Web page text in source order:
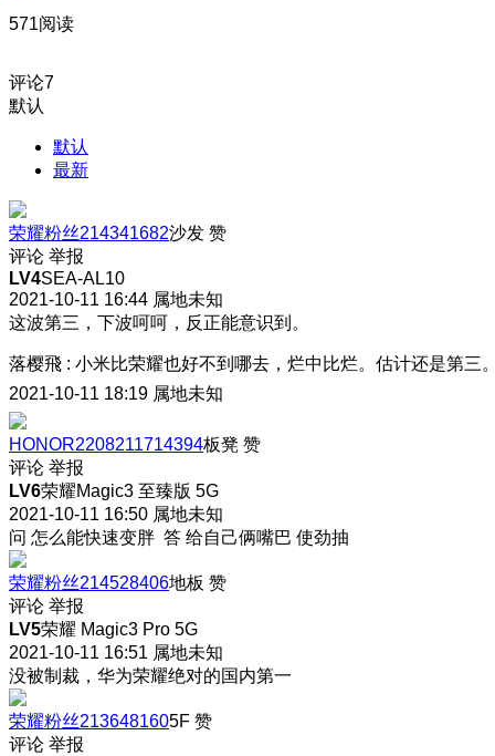
571阅读
评论7
默认
默认
最新
荣耀粉丝214341682沙发 赞
评论 举报
LV4SEA-AL10
2021-10-11 16:44 属地未知
这波第三，下波呵呵，反正能意识到。
落樱飛 : 小米比荣耀也好不到哪去，烂中比烂。估计还是第三
2021-10-11 18:19 属地未知
HONOR2208211714394板凳 赞
评论 举报
LV6荣耀Magic3 至臻版 5G
2021-10-11 16:50 属地未知
问 怎么能快速变胖 答 给自己俩嘴巴 使劲抽
荣耀粉丝214528406地板 赞
评论 举报
LV5荣耀 Magic3 Pro 5G
2021-10-11 16:51 属地未知
没被制裁，华为荣耀绝对的国内第一
荣耀粉丝2136481605F 赞
评论 举报